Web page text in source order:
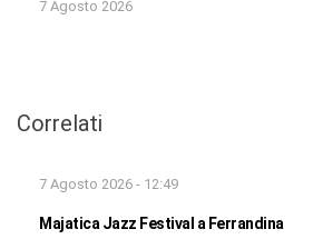
7 Agosto 2026
Correlati
7 Agosto 2026 - 12:49
Majatica Jazz Festival a Ferrandina